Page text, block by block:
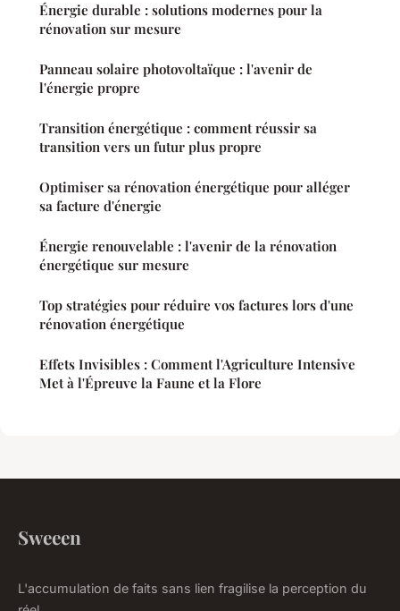
Énergie durable : solutions modernes pour la
rénovation sur mesure
Panneau solaire photovoltaïque : l'avenir de
l'énergie propre
Transition énergétique : comment réussir sa
transition vers un futur plus propre
Optimiser sa rénovation énergétique pour alléger
sa facture d'énergie
Énergie renouvelable : l'avenir de la rénovation
énergétique sur mesure
Top stratégies pour réduire vos factures lors d'une
rénovation énergétique
Effets Invisibles : Comment l'Agriculture Intensive
Met à l'Épreuve la Faune et la Flore
Sweeen
L'accumulation de faits sans lien fragilise la perception du